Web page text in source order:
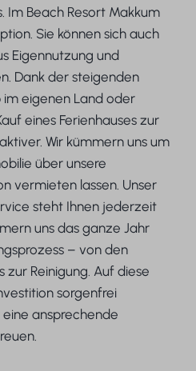
Im Beach Resort Makkum
Sie können sich auch
Eigennutzung und
Dank der steigenden
eigenen Land oder
eines Ferienhauses zur
Wir kümmern uns um
über unsere
vermieten lassen. Unser
steht Ihnen jederzeit
uns das ganze Jahr
– von den
Reinigung. Auf diese
sorgenfrei
ansprechende